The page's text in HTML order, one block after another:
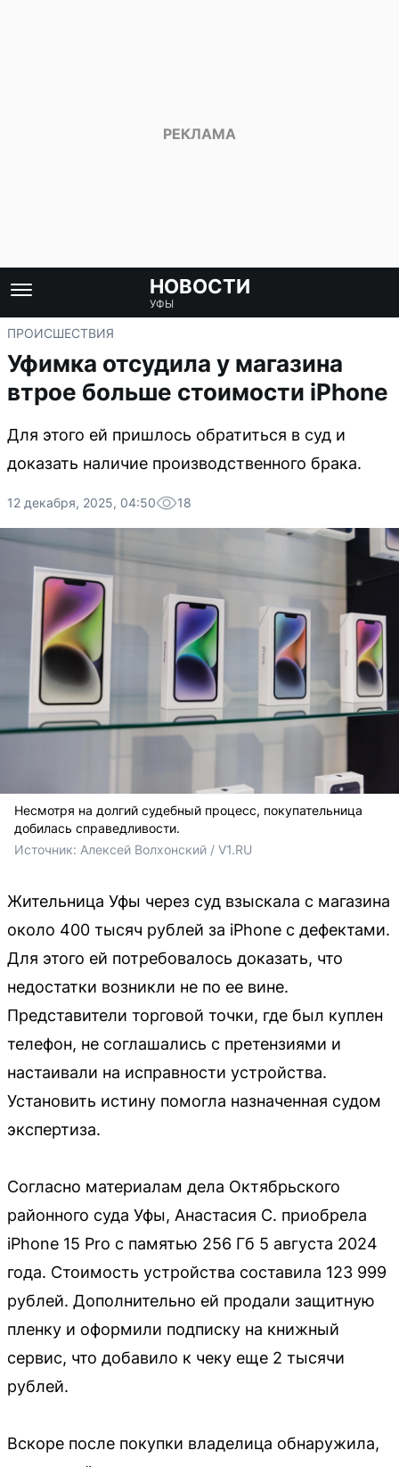
НОВОСТИ
УФЫ
ПРОИСШЕСТВИЯ
Уфимка отсудила у магазина
втрое больше стоимости iPhone
Для этого ей пришлось обратиться в суд и
доказать наличие производственного брака.
12 декабря, 2025, 04:50 18
Несмотря на долгий судебный процесс, покупательница
добилась справедливости.
Источник: Алексей Волхонский / V1.RU
Жительница Уфы через суд взыскала с магазина
около 400 тысяч рублей за iPhone с дефектами.
Для этого ей потребовалось доказать, что
недостатки возникли не по ее вине.
Представители торговой точки, где был куплен
телефон, не соглашались с претензиями и
настаивали на исправности устройства.
Установить истину помогла назначенная судом
экспертиза.
Согласно материалам дела Октябрьского
районного суда Уфы, Анастасия С. приобрела
iPhone 15 Pro с памятью 256 Гб 5 августа 2024
года. Стоимость устройства составила 123 999
рублей. Дополнительно ей продали защитную
пленку и оформили подписку на книжный
сервис, что добавило к чеку еще 2 тысячи
рублей.
Вскоре после покупки владелица обнаружила,